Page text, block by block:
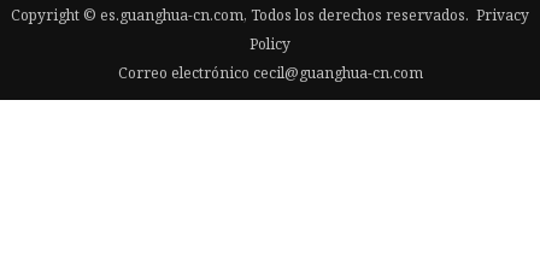
Copyright © es.guanghua-cn.com, Todos los derechos reservados. Privacy
Policy
Correo electrónico cecil@guanghua-cn.com